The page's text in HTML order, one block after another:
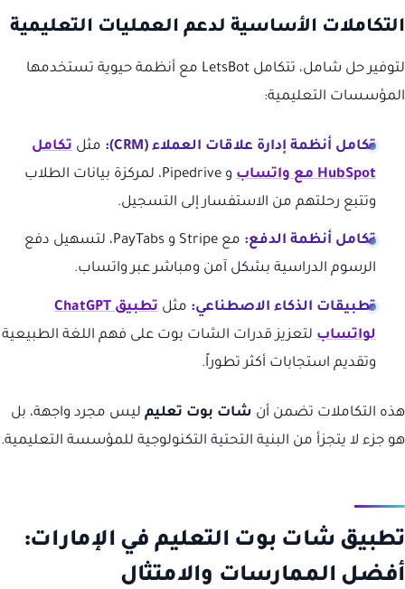
التكاملات الأساسية لدعم العمليات التعليمية
لتوفير حل شامل، تتكامل LetsBot مع أنظمة حيوية تستخدمها
المؤسسات التعليمية:
تكامل أنظمة إدارة علاقات العملاء (CRM): مثل تكامل
HubSpot مع واتساب
و Pipedrive، لمركزة بيانات الطلاب
وتتبع رحلتهم من الاستفسار إلى التسجيل.
تكامل أنظمة الدفع:
مع Stripe و PayTabs، لتسهيل دفع
الرسوم الدراسية بشكل آمن ومباشر عبر واتساب.
تطبيقات الذكاء الاصطناعي: مثل
تطبيق ChatGPT
لواتساب لتعزيز قدرات الشات بوت على فهم اللغة الطبيعية
وتقديم استجابات أكثر تطوراً.
هذه التكاملات تضمن أن شات بوت تعليم ليس مجرد واجهة، بل
هو جزء لا يتجزأ من البنية التحتية التكنولوجية للمؤسسة التعليمية.
تطبيق شات بوت التعليم في الإمارات:
أفضل الممارسات والامتثال